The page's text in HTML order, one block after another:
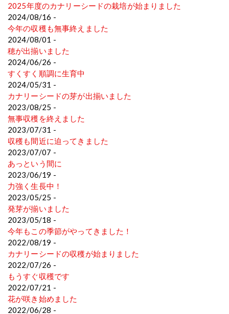
2025年度のカナリーシードの栽培が始まりました
2024/08/16 -
今年の収穫も無事終えました
2024/08/01 -
穂が出揃いました
2024/06/26 -
すくすく順調に生育中
2024/05/31 -
カナリーシードの芽が出揃いました
2023/08/25 -
無事収穫を終えました
2023/07/31 -
収穫も間近に迫ってきました
2023/07/07 -
あっという間に
2023/06/19 -
力強く生長中！
2023/05/25 -
発芽が揃いました
2023/05/18 -
今年もこの季節がやってきました！
2022/08/19 -
カナリーシードの収穫が始まりました
2022/07/26 -
もうすぐ収穫です
2022/07/21 -
花が咲き始めました
2022/06/28 -